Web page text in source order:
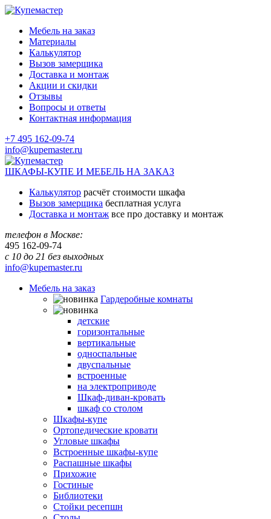
Мебель на заказ
Материалы
Калькулятор
Вызов замерщика
Доставка и монтаж
Акции и скидки
Отзывы
Вопросы и ответы
Контактная информация
+7 495 162-09-74
info@kupemaster.ru
ШКАФЫ-КУПЕ И МЕБЕЛЬ НА ЗАКАЗ
Калькулятор расчёт стоимости шкафа
Вызов замерщика бесплатная услуга
Доставка и монтаж все про доставку и монтаж
телефон в Москве:
495 162-09-74
с 10 до 21 без выходных
info@kupemaster.ru
Мебель на заказ
Гардеробные комнаты
детские
горизонтальные
вертикальные
односпальные
двуспальные
встроенные
на электроприводе
Шкаф-диван-кровать
шкаф со столом
Шкафы-купе
Ортопедические кровати
Угловые шкафы
Встроенные шкафы-купе
Распашные шкафы
Прихожие
Гостиные
Библиотеки
Стойки ресепшн